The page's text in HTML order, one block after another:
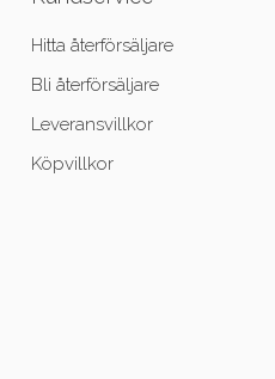
Hitta återförsäljare
Bli återförsäljare
Leveransvillkor
Köpvillkor